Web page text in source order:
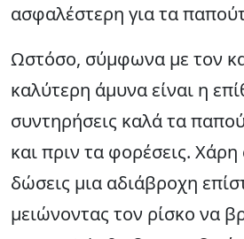
ασφαλέστερη για τα
Ωστόσο, σύμφωνα με τον
καλύτερη άμυνα είναι η
συντηρήσεις καλά τα
και πριν τα φορέσεις.
δώσεις μια αδιάβροχη
μειώνοντας τον ρίσκο να